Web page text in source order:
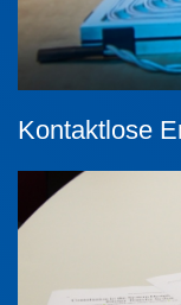
Kontaktlose